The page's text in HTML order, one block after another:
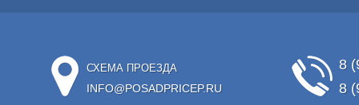
СХЕМА ПРОЕЗДА
INFO@POSADPRICEP.RU
8
8